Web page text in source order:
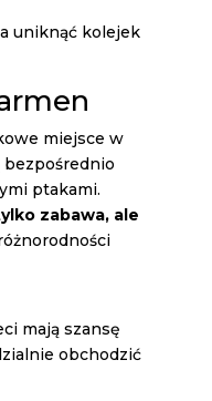
uniknąć kolejek
miejsce w
bezpośrednio
ptakami.
zabawa, ale
mają szansę
obchodzić